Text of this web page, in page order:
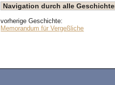
Navigation durch alle
vorherige Geschichte:
Memorandum für Vergeßliche